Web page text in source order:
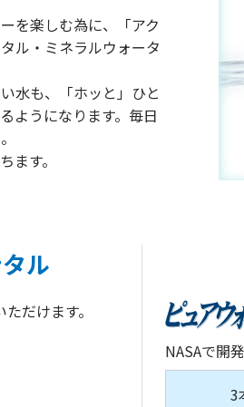
を楽しむ為に、「アク
ル・ミネラルウォータ
水も、「ホッと」ひと
ようになります。毎日
ます。
ル
だけます。
NASAで開
3